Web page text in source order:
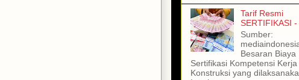
Tarif Resmi
SERTIFIKASI -
Sumber:
Besaran Biaya
Sertifikasi Kompetensi Kerja
Konstruksi yang